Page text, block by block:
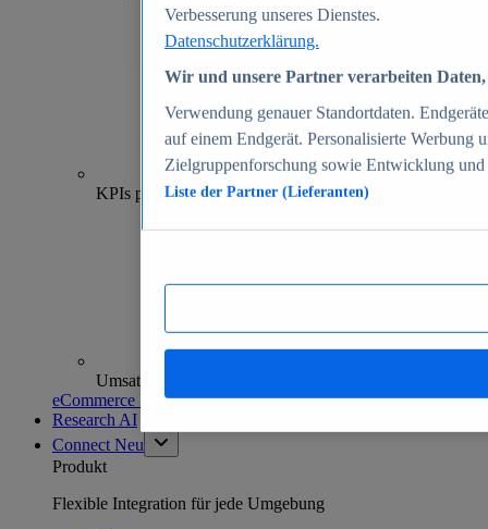
70+
KPIs pro Shop
Umsatzanalysen und -prognosen
eCommerce Insights entdecken
Research AI
Connect Neu
Produkt
Flexible Integration für jede Umgebung
Verbesserung unseres Dienstes.
Datenschutzerklärung.
Wir und unsere Partner verarbeiten
Verwendung genauer Standortdaten.
auf einem Endgerät. Personalisierte Werbung
Zielgruppenforschung sowie Entwicklung
Liste der Partner (Lieferanten)